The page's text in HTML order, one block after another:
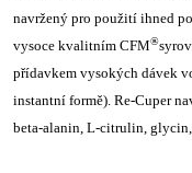
navržený pro použití ihned
vysoce kvalitním CFM®
přídavkem vysokých dávek
instantní formě). Re-Cuper
beta-alanin, L-citrulin,